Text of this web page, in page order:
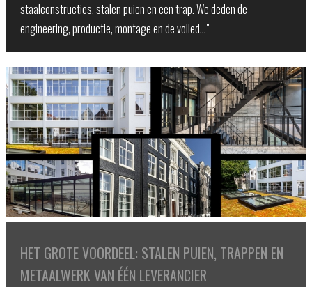
staalconstructies, stalen puien en een trap. We deden de
engineering, productie, montage en de volled…"
HET GROTE VOORDEEL: STALEN PUIEN, TRAPPEN EN
METAALWERK VAN ÉÉN LEVERANCIER